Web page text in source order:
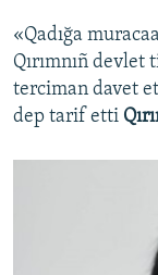
«Qadığa
Qırımnıñ
terciman davet
dep tarif etti